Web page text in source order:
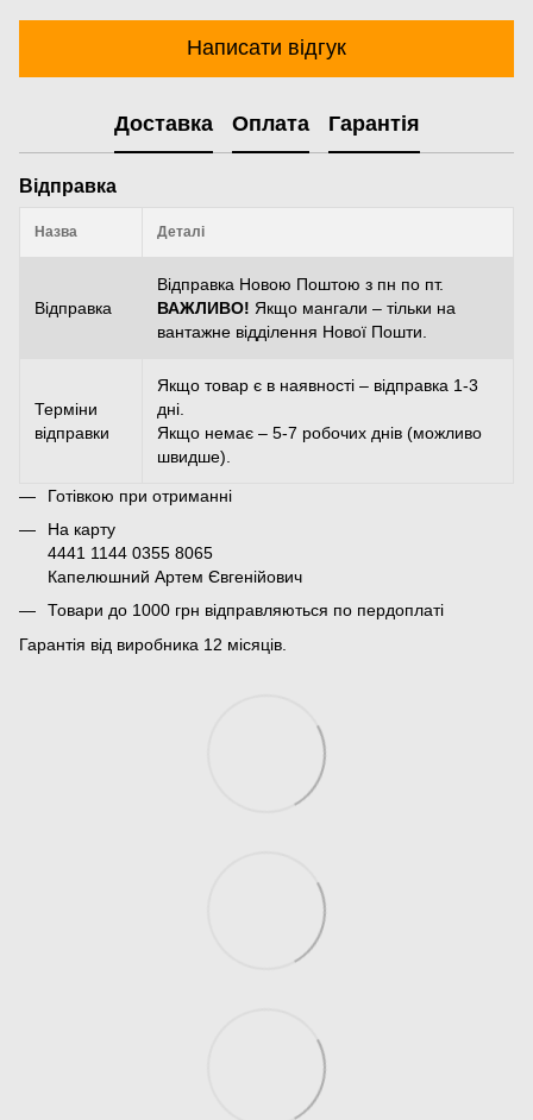
Написати відгук
Доставка Оплата Гарантія
Відправка
Назва Деталі
Відправка
Відправка Новою Поштою з пн по пт.
ВАЖЛИВО! Якщо мангали – тільки на
вантажне відділення Нової Пошти.
Терміни
відправки
Якщо товар є в наявності – відправка 1-3
дні.
Якщо немає – 5-7 робочих днів (можливо
швидше).
Готівкою при отриманні
На карту
4441 1144 0355 8065
Капелюшний Артем Євгенійович
Товари до 1000 грн відправляються по пердоплаті
Гарантія від виробника 12 місяців.